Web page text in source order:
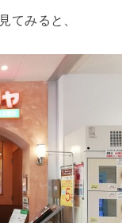
てみると、